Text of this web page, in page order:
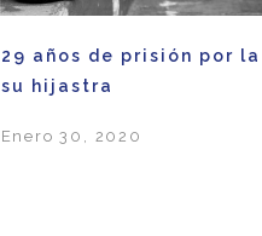
29 años de prisión por
su hijastra
Enero 30, 2020